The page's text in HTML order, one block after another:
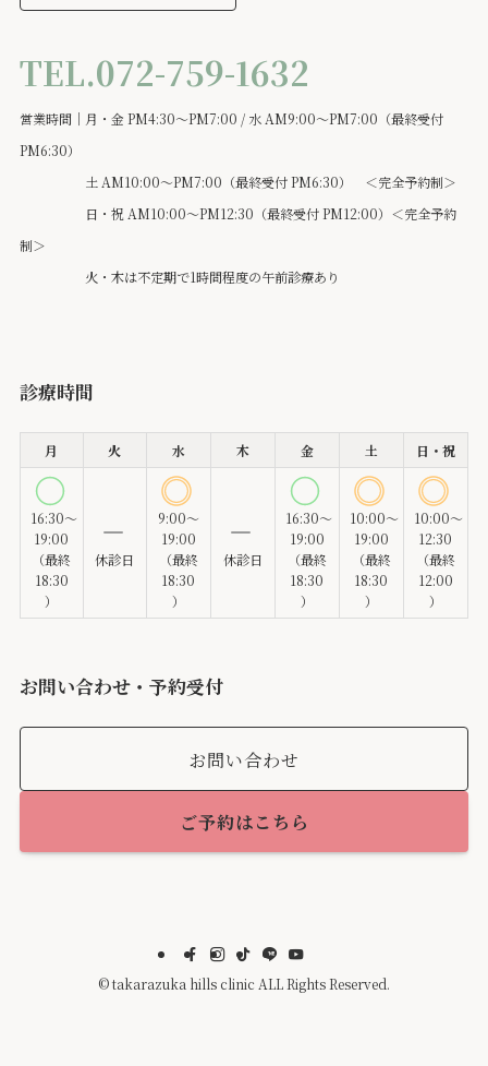
TEL.072-759-1632
営業時間｜月・金 PM4:30～PM7:00 / 水 AM9:00～PM7:00（最終受付
PM6:30）
土 AM10:00～PM7:00（最終受付 PM6:30） ＜完全予約制＞
日・祝 AM10:00～PM12:30（最終受付 PM12:00）＜完全予約
制＞
火・木は不定期で1時間程度の午前診療あり
診療時間
月 火 水 木 金 土 日・祝
16:30～
19:00
（最終
18:30
）
休診日
9:00～
19:00
（最終
18:30
）
休診日
16:30～
19:00
（最終
18:30
）
10:00～
19:00
（最終
18:30
）
10:00～
12:30
（最終
12:00
）
お問い合わせ・予約受付
お問い合わせ
ご予約はこちら
©takarazuka hills clinic ALL Rights Reserved.